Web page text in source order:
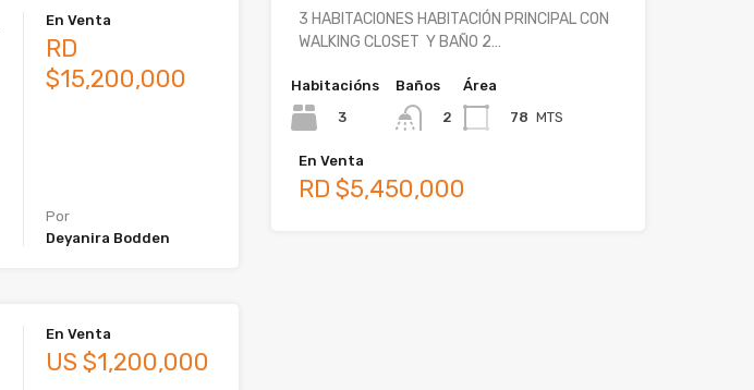
En Venta
RD
$15,200,000
Por
Deyanira Bodden
En Venta
US $1,200,000
3 HABITACIONES HABITACIÓN PRINCIPAL CON
WALKING CLOSET Y BAÑO 2…
Habitacións
3
Baños
2
Área
78 MTS
En Venta
RD $5,450,000